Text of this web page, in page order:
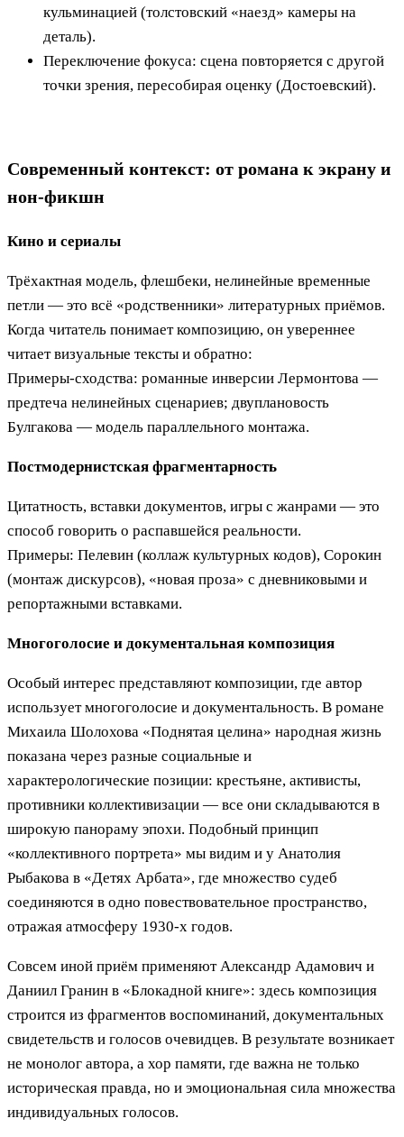
кульминацией (толстовский «наезд» камеры на
деталь).
Переключение фокуса: сцена повторяется с другой
точки зрения, пересобирая оценку (Достоевский).
Современный контекст: от романа к экрану и
нон-фикшн
Кино и сериалы
Трёхактная модель, флешбеки, нелинейные временные
петли — это всё «родственники» литературных приёмов.
Когда читатель понимает композицию, он увереннее
читает визуальные тексты и обратно:
Примеры-сходства: романные инверсии Лермонтова —
предтеча нелинейных сценариев; двуплановость
Булгакова — модель параллельного монтажа.
Постмодернистская фрагментарность
Цитатность, вставки документов, игры с жанрами — это
способ говорить о распавшейся реальности.
Примеры: Пелевин (коллаж культурных кодов), Сорокин
(монтаж дискурсов), «новая проза» с дневниковыми и
репортажными вставками.
Многоголосие и документальная композиция
Особый интерес представляют композиции, где автор
использует многоголосие и документальность. В романе
Михаила Шолохова «Поднятая целина» народная жизнь
показана через разные социальные и
характерологические позиции: крестьяне, активисты,
противники коллективизации — все они складываются в
широкую панораму эпохи. Подобный принцип
«коллективного портрета» мы видим и у Анатолия
Рыбакова в «Детях Арбата», где множество судеб
соединяются в одно повествовательное пространство,
отражая атмосферу 1930-х годов.
Совсем иной приём применяют Александр Адамович и
Даниил Гранин в «Блокадной книге»: здесь композиция
строится из фрагментов воспоминаний, документальных
свидетельств и голосов очевидцев. В результате возникает
не монолог автора, а хор памяти, где важна не только
историческая правда, но и эмоциональная сила множества
индивидуальных голосов.